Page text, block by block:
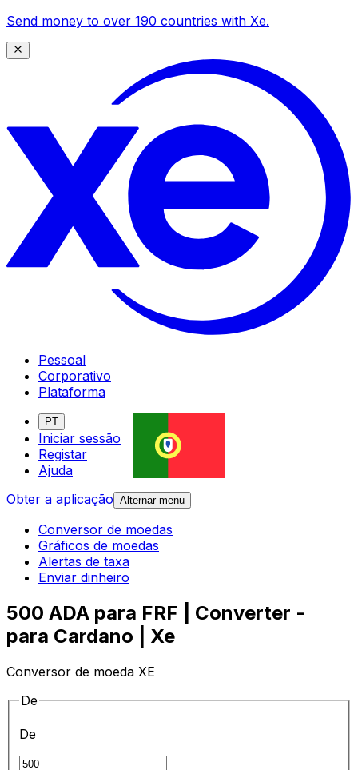
Send money to over 190 countries with Xe.
Pessoal
Corporativo
Plataforma
PT
Iniciar sessão
Registar
Ajuda
Obter a aplicação Alternar menu
Conversor de moedas
Gráficos de moedas
Alertas de taxa
Enviar dinheiro
500 ADA para FRF | Converter -
para Cardano | Xe
Conversor de moeda XE
De
De